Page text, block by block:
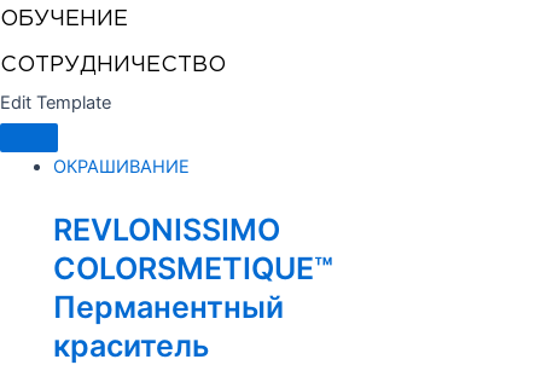
ОБУЧЕНИЕ
СОТРУДНИЧЕСТВО
Edit Template
ОКРАШИВАНИЕ
REVLONISSIMO
COLORSMETIQUE™
Перманентный
краситель